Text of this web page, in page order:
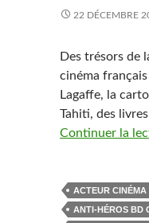
22 DÉCEMBRE
Des trésors de
cinéma
Lagaffe, la
Tahiti, des
Continuer la
ACTEUR
ANTI-HÉROS BD